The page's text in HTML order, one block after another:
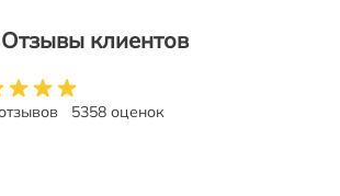
Отзывы клиентов
5358 оценок